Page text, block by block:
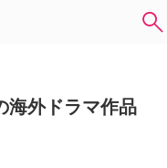
海外ドラマ作品